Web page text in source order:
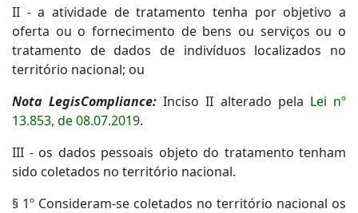
II - a atividade de tratamento tenha por objetivo a
oferta ou o fornecimento de bens ou serviços ou o
tratamento de dados de indivíduos localizados no
território nacional; ou
Nota LegisCompliance: Inciso II alterado pela Lei nº
13.853, de 08.07.2019.
III - os dados pessoais objeto do tratamento tenham
sido coletados no território nacional.
§ 1º Consideram-se coletados no território nacional os